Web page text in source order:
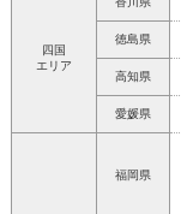
四国
エリア
徳島県
高知県
愛媛県
福岡県